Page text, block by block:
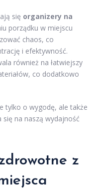
się organizery na
porządku w miejscu
chaos, co
i efektywność.
również na łatwiejszy
co dodatkowo
tylko o wygodę, ale także
się na naszą wydajność
z